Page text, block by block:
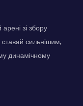
зі збору
ставай сильнішим,
динамічному